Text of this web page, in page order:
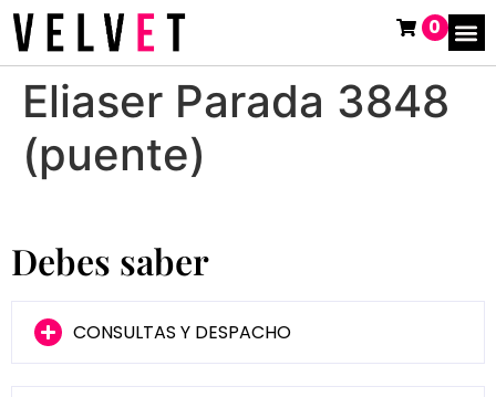
0
Eliaser Parada 3848
(puente)
Debes saber
CONSULTAS Y DESPACHO